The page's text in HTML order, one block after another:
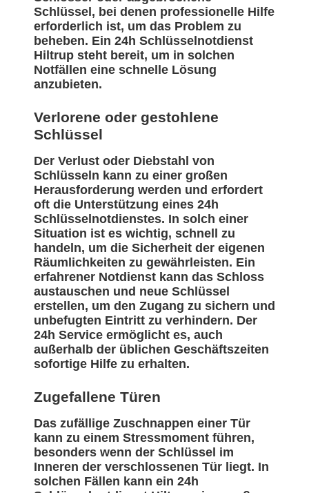
Schlüssel, bei denen professionelle Hilfe
erforderlich ist, um das Problem zu
beheben. Ein 24h Schlüsselnotdienst
Hiltrup steht bereit, um in solchen
Notfällen eine schnelle Lösung
anzubieten.
Verlorene oder gestohlene
Schlüssel
Der Verlust oder Diebstahl von
Schlüsseln kann zu einer großen
Herausforderung werden und erfordert
oft die Unterstützung eines 24h
Schlüsselnotdienstes. In solch einer
Situation ist es wichtig, schnell zu
handeln, um die Sicherheit der eigenen
Räumlichkeiten zu gewährleisten. Ein
erfahrener Notdienst kann das Schloss
austauschen und neue Schlüssel
erstellen, um den Zugang zu sichern und
unbefugten Eintritt zu verhindern. Der
24h Service ermöglicht es, auch
außerhalb der üblichen Geschäftszeiten
sofortige Hilfe zu erhalten.
Zugefallene Türen
Das zufällige Zuschnappen einer Tür
kann zu einem Stressmoment führen,
besonders wenn der Schlüssel im
Inneren der verschlossenen Tür liegt. In
solchen Fällen kann ein 24h